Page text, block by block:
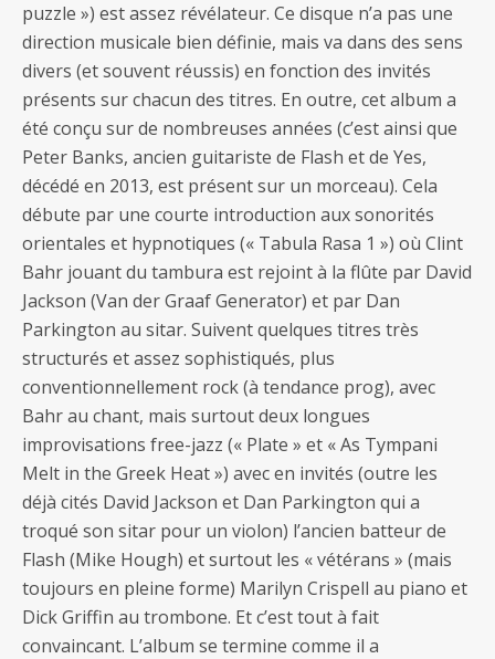
puzzle ») est assez révélateur. Ce disque n’a pas une
direction musicale bien définie, mais va dans des sens
divers (et souvent réussis) en fonction des invités
présents sur chacun des titres. En outre, cet album a
été conçu sur de nombreuses années (c’est ainsi que
Peter Banks, ancien guitariste de Flash et de Yes,
décédé en 2013, est présent sur un morceau). Cela
débute par une courte introduction aux sonorités
orientales et hypnotiques (« Tabula Rasa 1 ») où Clint
Bahr jouant du tambura est rejoint à la flûte par David
Jackson (Van der Graaf Generator) et par Dan
Parkington au sitar. Suivent quelques titres très
structurés et assez sophistiqués, plus
conventionnellement rock (à tendance prog), avec
Bahr au chant, mais surtout deux longues
improvisations free-jazz (« Plate » et « As Tympani
Melt in the Greek Heat ») avec en invités (outre les
déjà cités David Jackson et Dan Parkington qui a
troqué son sitar pour un violon) l’ancien batteur de
Flash (Mike Hough) et surtout les « vétérans » (mais
toujours en pleine forme) Marilyn Crispell au piano et
Dick Griffin au trombone. Et c’est tout à fait
convaincant. L’album se termine comme il a